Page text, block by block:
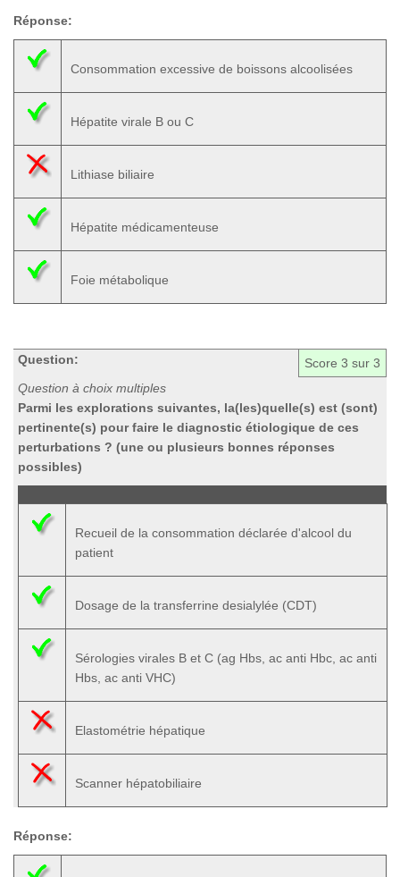
Réponse:
Consommation excessive de boissons alcoolisées
Hépatite virale B ou C
Lithiase biliaire
Hépatite médicamenteuse
Foie métabolique
Score 3 sur 3
Question:
Question à choix multiples
Parmi les explorations suivantes, la(les)quelle(s) est (sont)
pertinente(s) pour faire le diagnostic étiologique de ces
perturbations ? (une ou plusieurs bonnes réponses
possibles)
Recueil de la consommation déclarée d'alcool du
patient
Dosage de la transferrine desialylée (CDT)
Sérologies virales B et C (ag Hbs, ac anti Hbc, ac anti
Hbs, ac anti VHC)
Elastométrie hépatique
Scanner hépatobiliaire
Réponse: